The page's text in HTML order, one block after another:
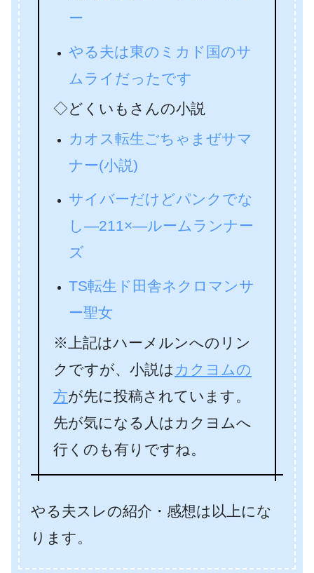
ー
やる夫は東のミカド国のサ
ムライだったです
◇どくいもさんの小説
カオス転生ごちゃまぜサマ
ナー(小説)
サイバーだけどパンクでな
し―211×―ルームランナー
ズ
TS転生ド田舎ネクロマンサ
ー聖女
※上記はハーメルンへのリン
クですが、小説は カクヨムの
方が先に投稿されています。
先が気になる人はカクヨムへ
行くのも有りですね。
やる夫スレの紹介・感想は以上にな
ります。